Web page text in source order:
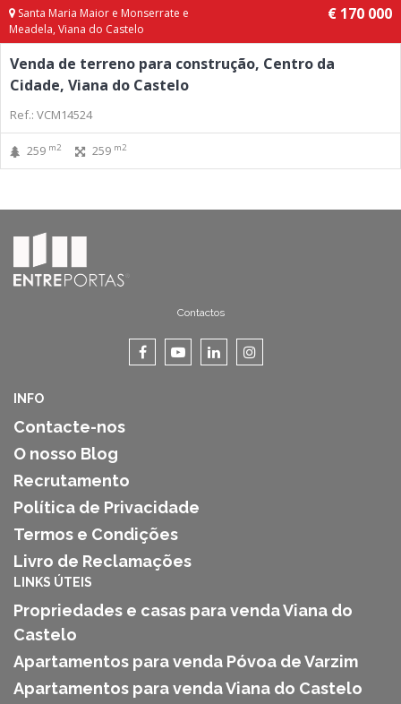
Santa Maria Maior e Monserrate e
Meadela, Viana do Castelo
€ 170 000
Venda de terreno para construção, Centro da
Cidade, Viana do Castelo
Ref.: VCM14524
259 m2 259 m2
Contactos
INFO
Contacte-nos
O nosso Blog
Recrutamento
Política de Privacidade
Termos e Condições
Livro de Reclamações
LINKS ÚTEIS
Propriedades e casas para venda Viana do
Castelo
Apartamentos para venda Póvoa de Varzim
Apartamentos para venda Viana do Castelo